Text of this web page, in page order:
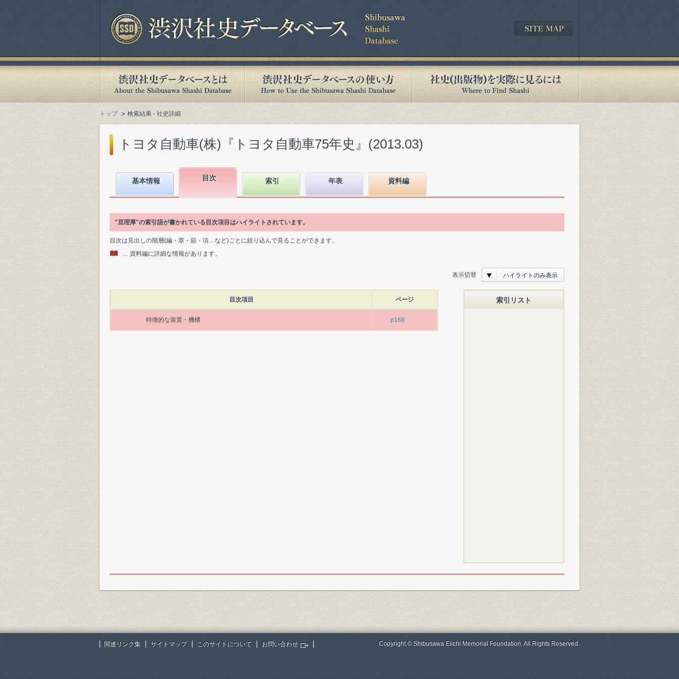
トップ 検索結果 - 社史詳細
トヨタ自動車(株)『トヨタ自動車75年史』(2013.03)
基本情報 目次 索引 年表 資料編
"亘理厚"の索引語が書かれている目次項目はハイライトされています。
目次は見出しの階層(編・章・節・項…など)ごとに絞り込んで見ることができます。
… 資料編に詳細な情報があります。
表示切替 ハイライトのみ表示
目次項目 ページ
特徴的な装置・機構 p168
索引リスト
関連リンク集 サイトマップ このサイトについて お問い合わせ Copyright © Shibusawa Eiichi Memorial Foundation. All Rights Reserved.